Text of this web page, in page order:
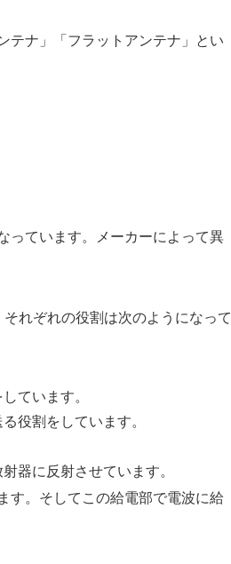
テナ」「フラットアンテナ」とい
っています。メーカーによって異
れぞれの役割は次のようになって
ています。
役割をしています。
器に反射させています。
す。そしてこの給電部で電波に給